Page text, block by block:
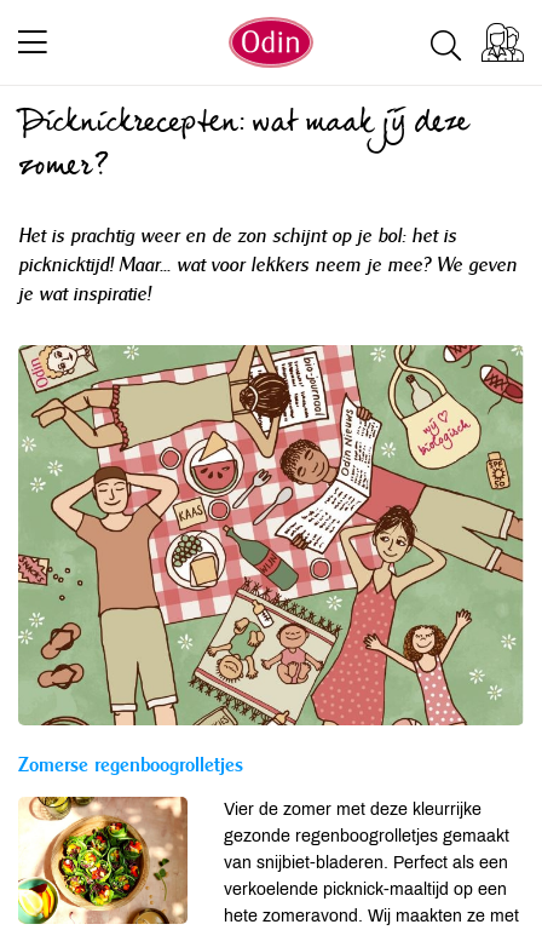
Picknickrecepten: wat maak jij deze
zomer?
Het is prachtig weer en de zon schijnt op je bol: het is
picknicktijd! Maar... wat voor lekkers neem je mee? We geven
je wat inspiratie!
Zomerse regenboogrolletjes
Vier de zomer met deze kleurrijke
gezonde regenboogrolletjes gemaakt
van snijbiet-bladeren. Perfect als een
verkoelende picknick-maaltijd op een
hete zomeravond. Wij maakten ze met